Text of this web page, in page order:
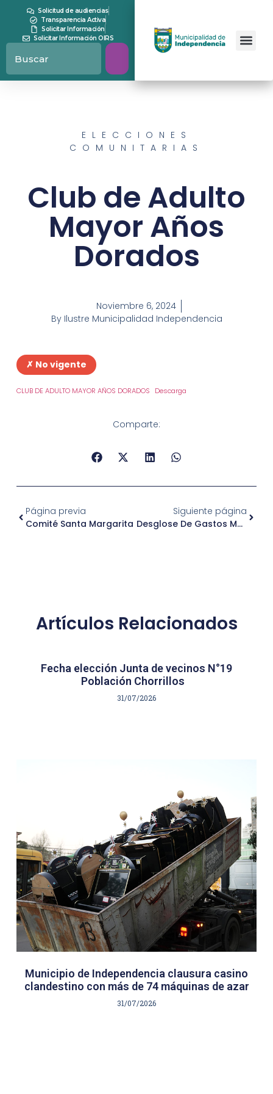
Solicitud de audiencias
Transparencia Activa
Solicitar Información
Solicitar Información OIRS
ELECCIONES
COMUNITARIAS
Club de Adulto
Mayor Años
Dorados
Noviembre 6, 2024
ByIlustre Municipalidad Independencia
✗ No vigente
CLUB DE ADULTO MAYOR AÑOS DORADOS Descarga
Comparte:
Página previa
Comité Santa Margarita
Siguiente página
Desglose De Gastos Mensuales Julio 2024
Artículos Relacionados
Fecha elección Junta de vecinos N°19
Población Chorrillos
31/07/2026
Municipio de Independencia clausura casino
clandestino con más de 74 máquinas de azar
31/07/2026